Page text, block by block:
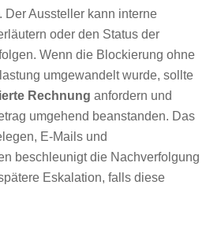
Der Aussteller kann interne
oder den Status der
Wenn die Blockierung ohne
umgewandelt wurde, sollte
Rechnung anfordern und
umgehend beanstanden. Das
E-Mails und
beschleunigt die Nachverfolgung
Eskalation, falls diese